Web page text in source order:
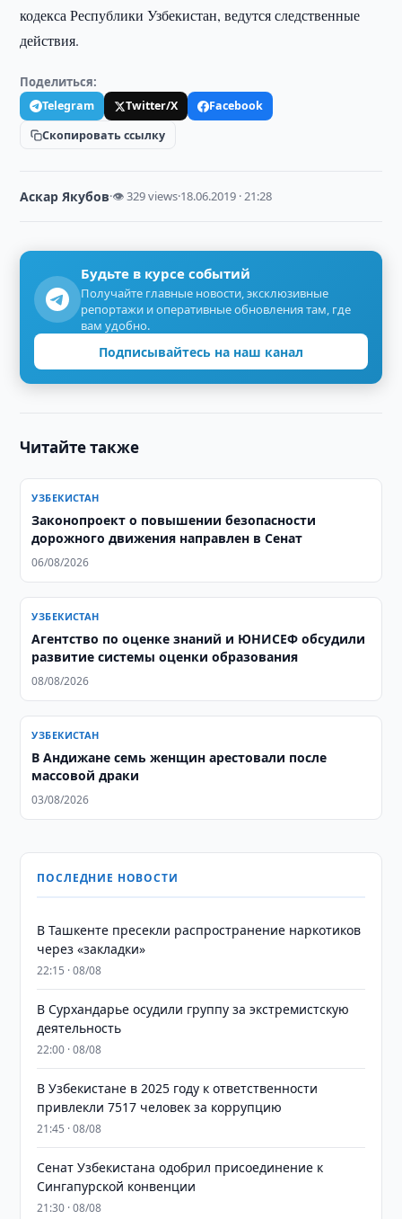
кодекса Республики Узбекистан, ведутся следственные
действия.
Поделиться:
Telegram Twitter/X
Facebook
Скопировать ссылку
Аскар Якубов·👁 329 views·18.06.2019 · 21:28
Будьте в курсе событий
Получайте главные новости, эксклюзивные
репортажи и оперативные обновления там, где
вам удобно.
Подписывайтесь на наш канал
Читайте также
УЗБЕКИСТАН
Законопроект о повышении безопасности
дорожного движения направлен в Сенат
06/08/2026
УЗБЕКИСТАН
Агентство по оценке знаний и ЮНИСЕФ обсудили
развитие системы оценки образования
08/08/2026
УЗБЕКИСТАН
В Андижане семь женщин арестовали после
массовой драки
03/08/2026
ПОСЛЕДНИЕ НОВОСТИ
В Ташкенте пресекли распространение наркотиков
через «закладки»
22:15 · 08/08
В Сурхандарье осудили группу за экстремистскую
деятельность
22:00 · 08/08
В Узбекистане в 2025 году к ответственности
привлекли 7517 человек за коррупцию
21:45 · 08/08
Сенат Узбекистана одобрил присоединение к
Сингапурской конвенции
21:30 · 08/08